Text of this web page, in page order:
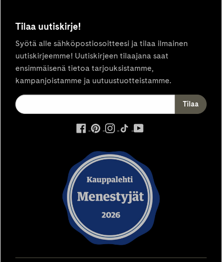
Tilaa uutiskirje!
Syötä alle sähköpostiosoitteesi ja tilaa ilmainen
uutiskirjeemme! Uutiskirjeen tilaajana saat
ensimmäisenä tietoa tarjouksistamme,
kampanjoistamme ja uutuustuotteistamme.
ulkoinen
avautuu
uuteen
välilehteen
ulkoinen
avautuu
uuteen
välilehteen
ulkoinen
avautuu
uuteen
välilehteen
ulkoinen
uuteen
välilehteen
välilehteen